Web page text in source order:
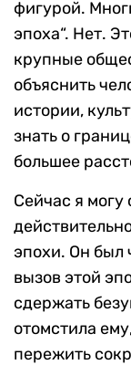
фигурой.
эпоха“. Нет.
крупные
объяснить
истории,
знать о
большее
Сейчас я могу
эпохи. Он был
вызов этой
сдержать
отомстила
пережить